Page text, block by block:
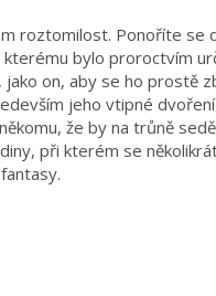
roztomilost. Ponoříte se
bylo proroctvím
on, aby se ho prostě
jeho vtipné
že by na trůně
při kterém se